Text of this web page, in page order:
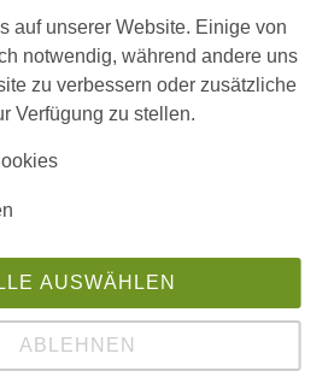
über
an der
s.u.).
OpenStreetMap
Naturwaldzelle
Mühlenstrasse
(Dalheimer
auf unserer Website. Einige von
notwendig, während andere uns
zu verbessern oder zusätzliche
Verfügung zu stellen.
AUSWÄHLEN
ABLEHNEN